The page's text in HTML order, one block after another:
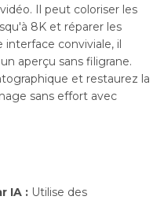
Il peut coloriser les
8K et réparer les
conviviale, il
aperçu sans filigrane.
et restaurez la
sans effort avec
IA : Utilise des